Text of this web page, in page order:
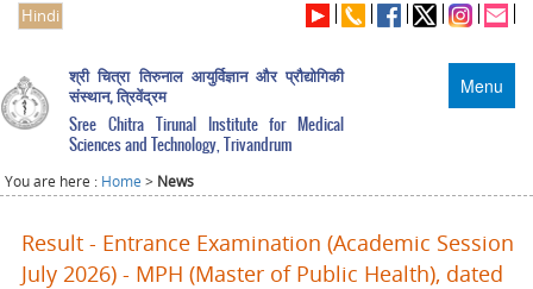
Hindi
Menu
श्री चित्रा तिरुनाल आयुर्विज्ञान और प्रौद्योगिकी
संस्थान, त्रिवेंद्रम
Sree Chitra Tirunal Institute for Medical
Sciences and Technology, Trivandrum
You are here : Home > News
Result - Entrance Examination (Academic Session
July 2026) - MPH (Master of Public Health), dated